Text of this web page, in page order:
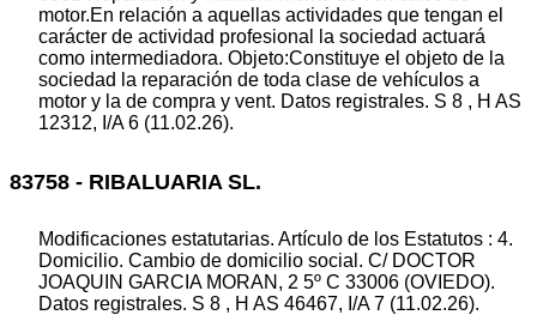
motor.En relación a aquellas actividades que tengan el
carácter de actividad profesional la sociedad actuará
como intermediadora. Objeto:Constituye el objeto de la
sociedad la reparación de toda clase de vehículos a
motor y la de compra y vent. Datos registrales. S 8 , H AS
12312, I/A 6 (11.02.26).
83758 - RIBALUARIA SL.
Modificaciones estatutarias. Artículo de los Estatutos : 4.
Domicilio. Cambio de domicilio social. C/ DOCTOR
JOAQUIN GARCIA MORAN, 2 5º C 33006 (OVIEDO).
Datos registrales. S 8 , H AS 46467, I/A 7 (11.02.26).